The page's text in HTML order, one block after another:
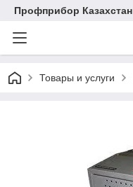
Профприбор Казахстан
Товары и услуги